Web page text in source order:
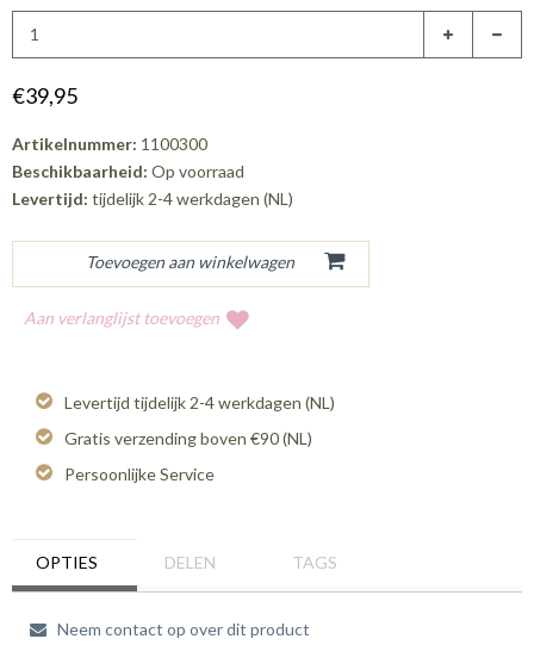
€39,95
Artikelnummer: 1100300
Beschikbaarheid: Op voorraad
Levertijd: tijdelijk 2-4 werkdagen (NL)
Aan verlanglijst toevoegen
Levertijd tijdelijk 2-4 werkdagen (NL)
Gratis verzending boven €90 (NL)
Persoonlijke Service
OPTIES DELEN TAGS
Neem contact op over dit product